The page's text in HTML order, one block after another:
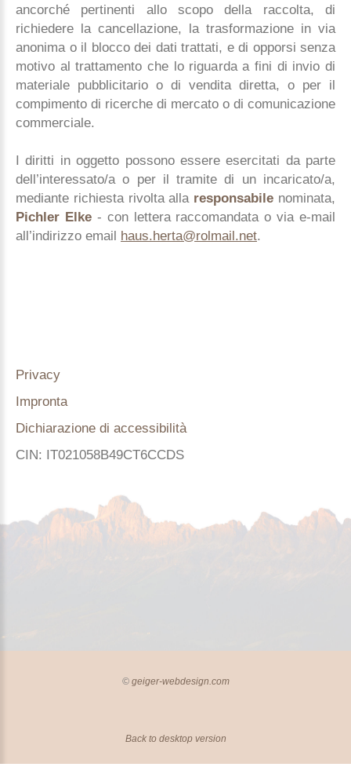
ancorché pertinenti allo scopo della raccolta, di
richiedere la cancellazione, la trasformazione in via
anonima o il blocco dei dati trattati, e di opporsi senza
motivo al trattamento che lo riguarda a fini di invio di
materiale pubblicitario o di vendita diretta, o per il
compimento di ricerche di mercato o di comunicazione
commerciale.
I diritti in oggetto possono essere esercitati da parte
dell’interessato/a o per il tramite di un incaricato/a,
mediante richiesta rivolta alla responsabile nominata,
Pichler Elke- con lettera raccomandata o via e-mail
all’indirizzo email haus.herta@rolmail.net.
Privacy
Impronta
Dichiarazione di accessibilità
CIN: IT021058B49CT6CCDS
© geiger-webdesign.com
Back to desktop version